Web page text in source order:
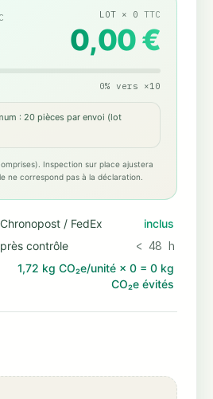
LOT × 0 TTC
0,00 €
0% vers ×10
: 20 pièces par envoi (lot
Inspection sur place ajustera
ne correspond pas à la déclaration.
/ FedEx
inclus
contrôle
< 48 h
1,72 kg CO₂e/unité × 0 = 0 kg
CO₂e évités